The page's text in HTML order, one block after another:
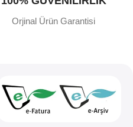
Orjinal Ürün Garantisi